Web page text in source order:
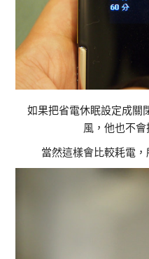
如果把省電休眠設定成關
風，他也不會
當然這樣會比較耗電